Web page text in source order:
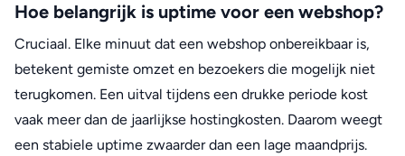
Hoe belangrijk is uptime voor een webshop?
Cruciaal. Elke minuut dat een webshop onbereikbaar is,
betekent gemiste omzet en bezoekers die mogelijk niet
terugkomen. Een uitval tijdens een drukke periode kost
vaak meer dan de jaarlijkse hostingkosten. Daarom weegt
een stabiele uptime zwaarder dan een lage maandprijs.